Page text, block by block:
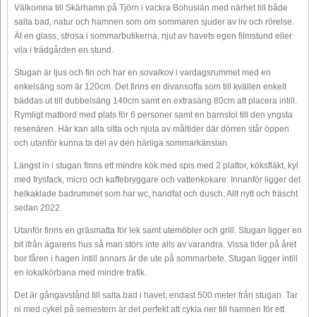
Välkomna till Skärhamn på Tjörn i vackra Bohuslän med närhet till både
salta bad, natur och hamnen som om sommaren sjuder av liv och rörelse.
Ät en glass, strosa i sommarbutikerna, njut av havets egen filmstund eller
vila i trädgården en stund.
Stugan är ljus och fin och har en sovalkov i vardagsrummet med en
enkelsäng som är 120cm. Det finns en divansoffa som till kvällen enkelt
bäddas ut till dubbelsäng 140cm samt en extrasäng 80cm att placera intill.
Rymligt matbord med plats för 6 personer samt en barnstol till den yngsta
resenären. Här kan alla sitta och njuta av måltider där dörren står öppen
och utanför kunna ta del av den härliga sommarkänslan.
Längst in i stugan finns ett mindre kök med spis med 2 plattor, köksfläkt, kyl
med frysfack, micro och kaffebryggare och vattenkokare. Innanför ligger det
helkaklade badrummet som har wc, handfat och dusch. Allt nytt och fräscht
sedan 2022.
Utanför finns en gräsmatta för lek samt utemöbler och grill. Stugan ligger en
bit ifrån ägarens hus så man störs inte alls av varandra. Vissa tider på året
bor fåren i hagen intill annars är de ute på sommarbete. Stugan ligger intill
en lokalkörbana med mindre trafik.
Det är gångavstånd till salta bad i havet, endast 500 meter från stugan. Tar
ni med cykel på semestern är det perfekt att cykla ner till hamnen för ett